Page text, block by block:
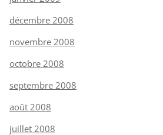
décembre 2008
novembre 2008
octobre 2008
septembre 2008
août 2008
juillet 2008